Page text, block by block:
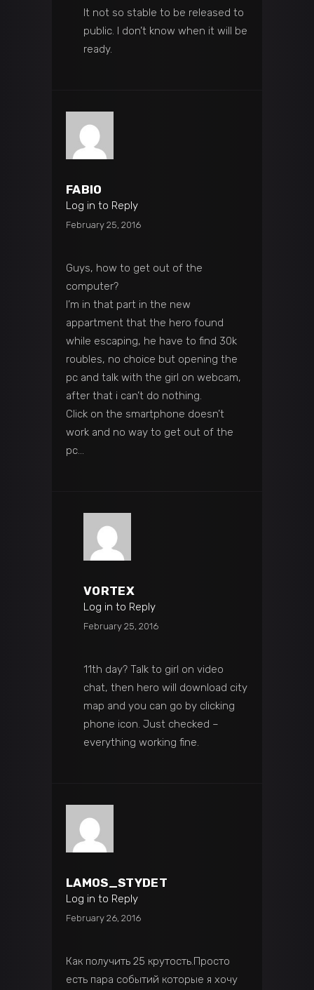
It not so stable to be released to
public. I don’t know when it will be
ready.
FABIO
Log in to Reply
February 25, 2016
Guys, how to get out of the
computer?
I’m in that part in the new
appartment that the hero found
while escaping, he have to find 30k
roubles, no choice but opening the
pc and talk with the girl on webcam,
after that i can’t do nothing.
Click on the smartphone doesn’t
work and no way to get out of the
pc…
VORTEX
Log in to Reply
February 25, 2016
11th day? Talk to girl on video
chat, then hero will download city
map and you can go by clicking
phone icon. Just checked –
everything working fine.
LAMOS_STYDET
Log in to Reply
February 26, 2016
Как получить 25 крутость.Просто
есть пара событий которые я хочу